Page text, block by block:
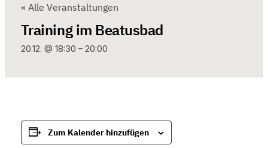
« Alle Veranstaltungen
Training im Beatusbad
20.12. @ 18:30 – 20:00
Zum Kalender hinzufügen